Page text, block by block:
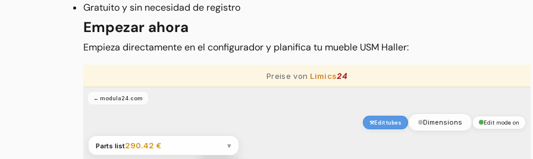
Gratuito y sin necesidad de registro
Empezar ahora
Empieza directamente en el configurador y planifica tu mueble USM Haller: